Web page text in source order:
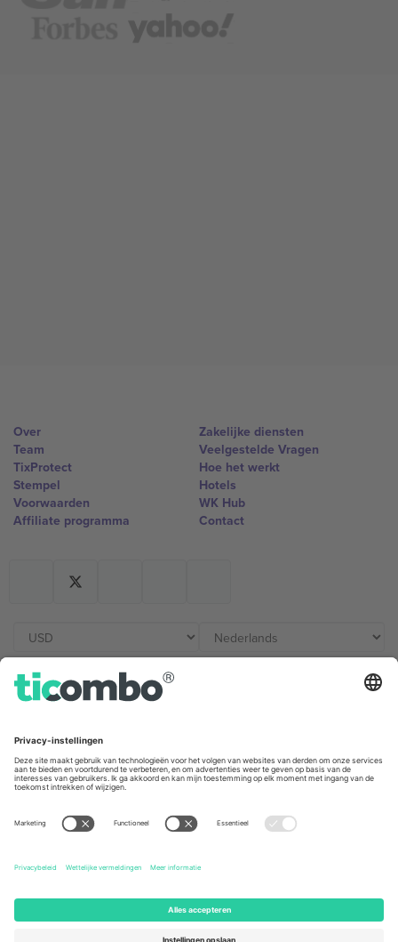
Over
Team
TixProtect
Stempel
Voorwaarden
Affiliate programma
Zakelijke diensten
Veelgestelde Vragen
Hoe het werkt
Hotels
WK Hub
Contact
Kantoren en ondersteuning
Germany
Unter den Linden 24, 10117
Berlin, Germany
167 City Road, London, Greater
London, EC1V 1AW, United
131 Continental Dr, Suite 305,
States